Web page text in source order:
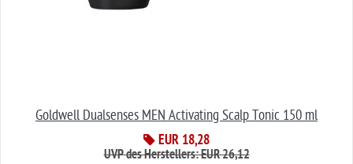
Goldwell Dualsenses MEN Activating Scalp Tonic 150 ml
EUR 18,28
UVP des Herstellers: EUR 26,12